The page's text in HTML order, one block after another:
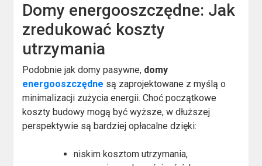
Domy energooszczędne: Jak
zredukować koszty
utrzymania
Podobnie jak domy pasywne, domy
energooszczędne są zaprojektowane z myślą o
minimalizacji zużycia energii. Choć początkowe
koszty budowy mogą być wyższe, w dłuższej
perspektywie są bardziej opłacalne dzięki:
niskim kosztom utrzymania,